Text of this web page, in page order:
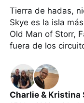
Tierra de hadas,
Skye es la isla
Old Man of Storr,
fuera de los
Charlie & Kristina